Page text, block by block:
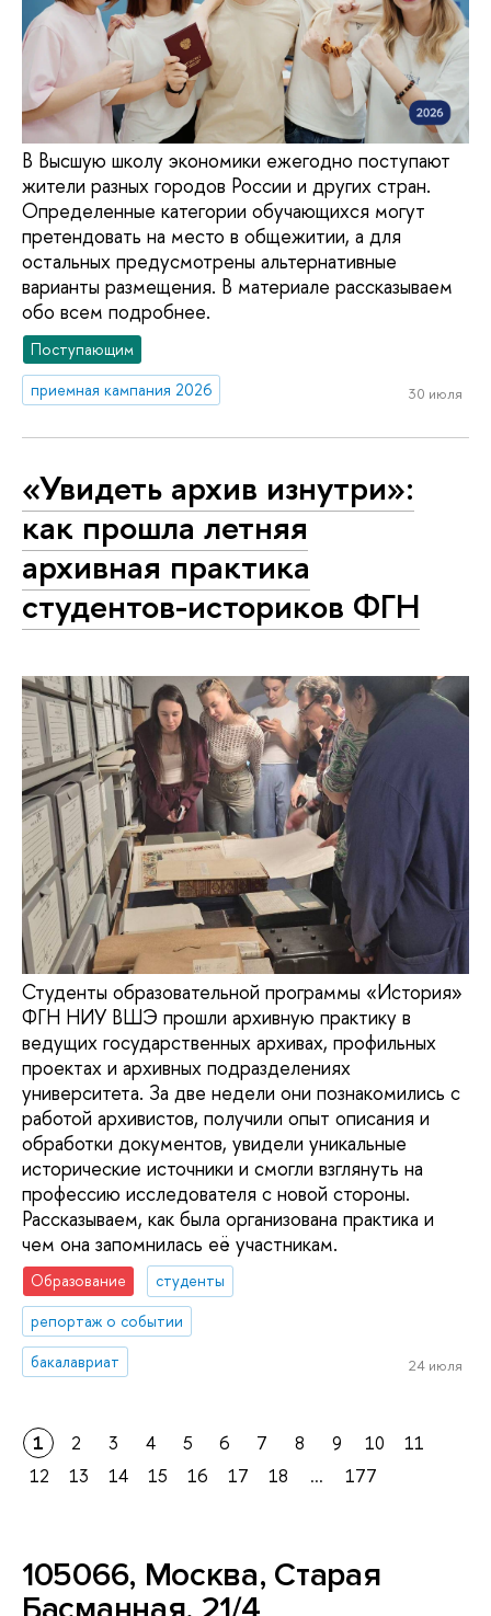
В Высшую школу экономики ежегодно поступают
жители разных городов России и других стран.
Определенные категории обучающихся могут
претендовать на место в общежитии, а для
остальных предусмотрены альтернативные
варианты размещения. В материале рассказываем
обо всем подробнее.
Поступающим
приемная кампания 2026
30 июля
«Увидеть архив изнутри»:
как прошла летняя
архивная практика
студентов-историков ФГН
Студенты образовательной программы «История»
ФГН НИУ ВШЭ прошли архивную практику в
ведущих государственных архивах, профильных
проектах и архивных подразделениях
университета. За две недели они познакомились с
работой архивистов, получили опыт описания и
обработки документов, увидели уникальные
исторические источники и смогли взглянуть на
профессию исследователя с новой стороны.
Рассказываем, как была организована практика и
чем она запомнилась её участникам.
Образование
студенты
репортаж о событии
бакалавриат
24 июля
1 2 3 4 5 6 7 8 9 10
11
12
13 14 15 16 17 18 ... 177
105066, Москва, Старая